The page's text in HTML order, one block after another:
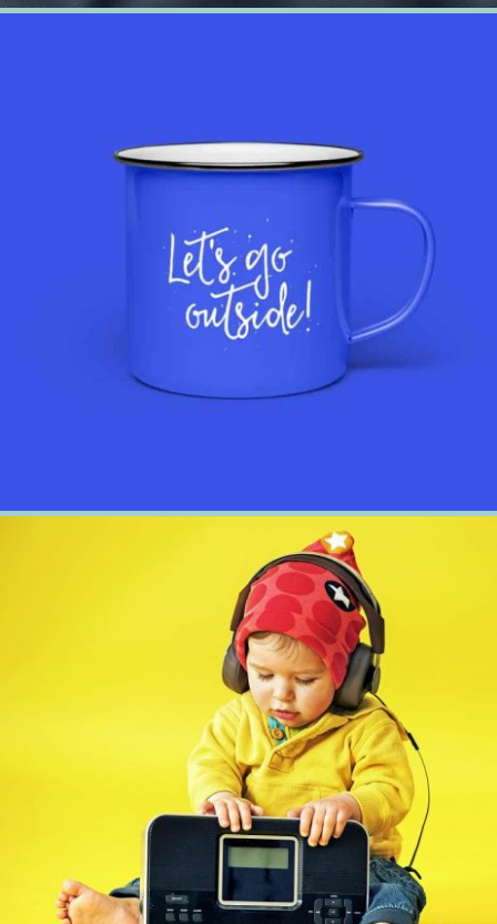
20 février 2018
Outside
20 février 2018
Future Life